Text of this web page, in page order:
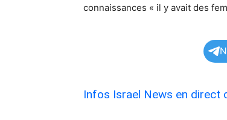
connaissances « il y avait des
Infos Israel News en direct